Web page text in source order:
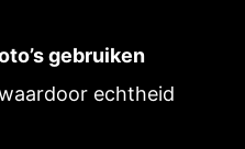
gebruiken
echtheid